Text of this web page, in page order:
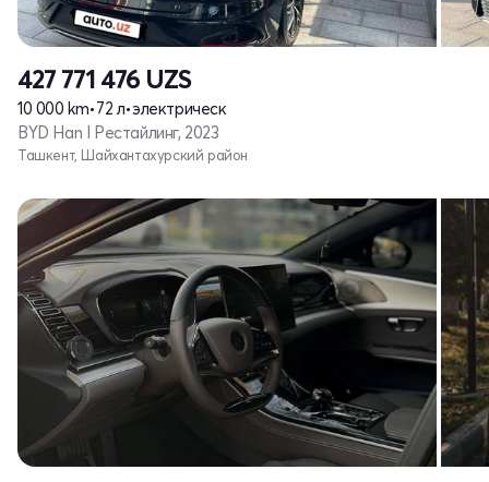
427 771 476 UZS
10 000 km•72 л•электрическ
BYD Han I Рестайлинг, 2023
Ташкент, Шайхантахурский район